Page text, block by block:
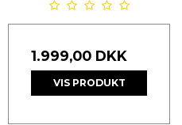
1.999,00 DKK
VIS PRODUKT